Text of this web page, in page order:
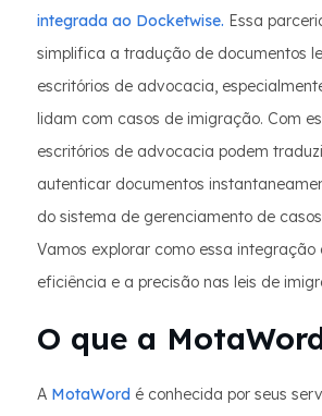
integrada ao Docketwise. Essa
simplifica a tradução de documentos
escritórios de advocacia,
lidam com casos de imigração. Com
escritórios de advocacia podem
autenticar documentos
do sistema de gerenciamento de
Vamos explorar como essa integração
eficiência e a precisão nas leis de
O que a
A MotaWord é conhecida por seus